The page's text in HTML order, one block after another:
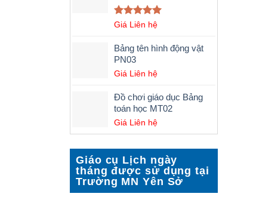
Được xếp
5 sao
Giá Liên hệ
Bảng tên hình động vật
PN03
Giá Liên hệ
Đồ chơi giáo dục Bảng
toán học MT02
Giá Liên hệ
Giáo cụ Lịch ngày
tháng được sử dụng tại
Trường MN Yên Sở